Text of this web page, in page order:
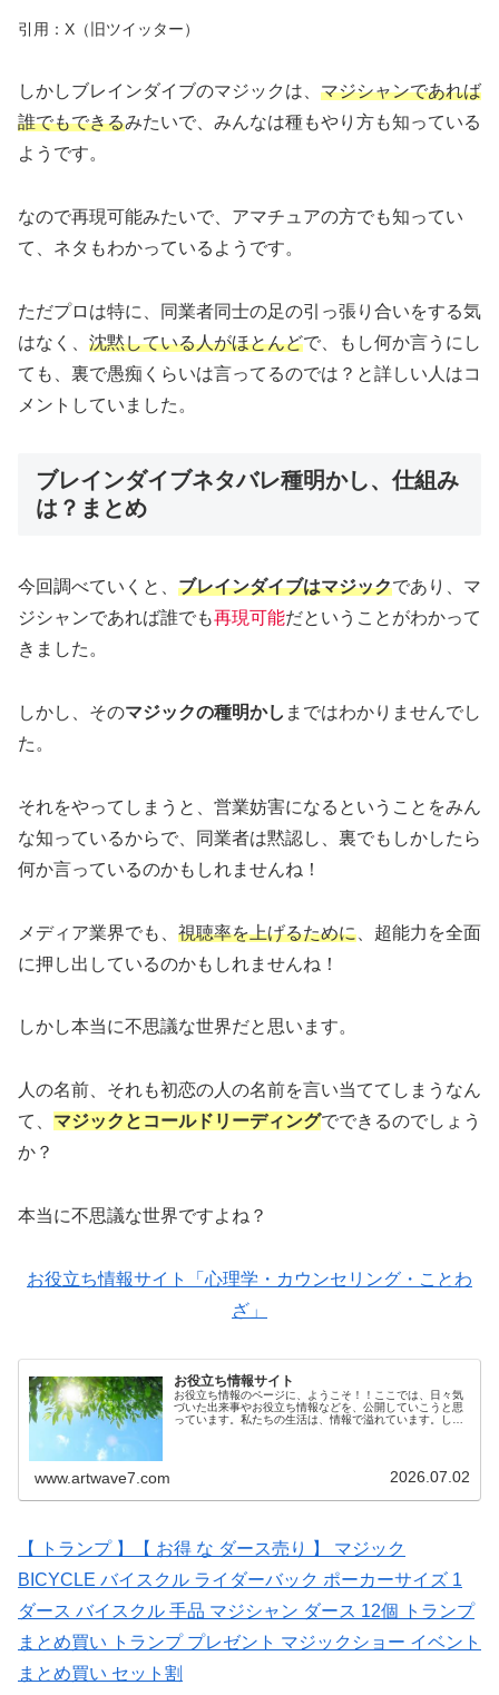
引用：X（旧ツイッター）
しかしブレインダイブのマジックは、 マジシャンであれば
誰でもできるみたいで、みんなは種もやり方も知っている
ようです。
なので再現可能みたいで、アマチュアの方でも知ってい
て、ネタもわかっているようです。
ただプロは特に、同業者同士の足の引っ張り合いをする気
はなく、 沈黙している人がほとんどで、もし何か言うにし
ても、裏で愚痴くらいは言ってるのでは？と詳しい人はコ
メントしていました。
ブレインダイブネタバレ種明かし、仕組み
は？まとめ
今回調べていくと、 ブレインダイブはマジックであり、マ
ジシャンであれば誰でも再現可能だということがわかって
きました。
しかし、そのマジックの種明かし まではわかりませんでし
た。
それをやってしまうと、営業妨害になるということをみん
な知っているからで、同業者は黙認し、裏でもしかしたら
何か言っているのかもしれませんね！
メディア業界でも、 視聴率を上げるために 、超能力を全面
に押し出しているのかもしれませんね！
しかし本当に不思議な世界だと思います。
人の名前、それも初恋の人の名前を言い当ててしまうなん
て、 マジックとコールドリーディングでできるのでしょう
か？
本当に不思議な世界ですよね？
お役立ち情報サイト「心理学・カウンセリング・ことわ
ざ」
お役立ち情報サイト
お役立ち情報のページに、ようこそ！！ここでは、日々気
づいた出来事やお役立ち情報などを、公開していこうと思
っています。私たちの生活は、情報で溢れています。しか
www.artwave7.com 2026.07.02
【 トランプ 】【 お得 な ダース売り 】 マジック
BICYCLE バイスクル ライダーバック ポーカーサイズ 1
ダース バイスクル 手品 マジシャン ダース 12個 トランプ
まとめ買い トランプ プレゼント マジックショー イベント
まとめ買い セット割